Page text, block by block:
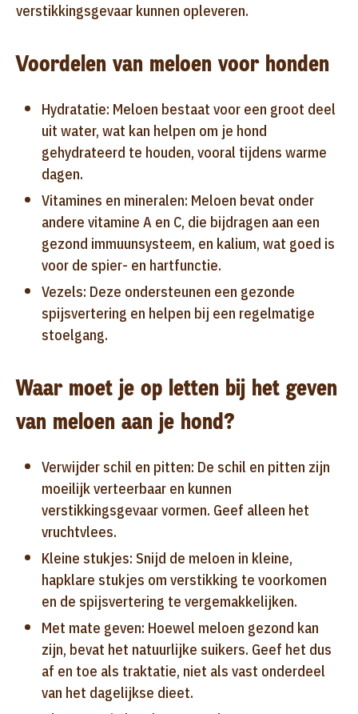
verstikkingsgevaar kunnen opleveren.
Voordelen van meloen voor honden
Hydratatie: Meloen bestaat voor een groot deel
uit water, wat kan helpen om je hond
gehydrateerd te houden, vooral tijdens warme
dagen.
Vitamines en mineralen: Meloen bevat onder
andere vitamine A en C, die bijdragen aan een
gezond immuunsysteem, en kalium, wat goed is
voor de spier- en hartfunctie.
Vezels: Deze ondersteunen een gezonde
spijsvertering en helpen bij een regelmatige
stoelgang.
Waar moet je op letten bij het geven
van meloen aan je hond?
Verwijder schil en pitten: De schil en pitten zijn
moeilijk verteerbaar en kunnen
verstikkingsgevaar vormen. Geef alleen het
vruchtvlees.
Kleine stukjes: Snijd de meloen in kleine,
hapklare stukjes om verstikking te voorkomen
en de spijsvertering te vergemakkelijken.
Met mate geven: Hoewel meloen gezond kan
zijn, bevat het natuurlijke suikers. Geef het dus
af en toe als traktatie, niet als vast onderdeel
van het dagelijkse dieet.